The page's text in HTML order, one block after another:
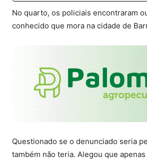
No quarto, os policiais encontraram
conhecido que mora na cidade de
Questionado se o denunciado seria
também não teria. Alegou que